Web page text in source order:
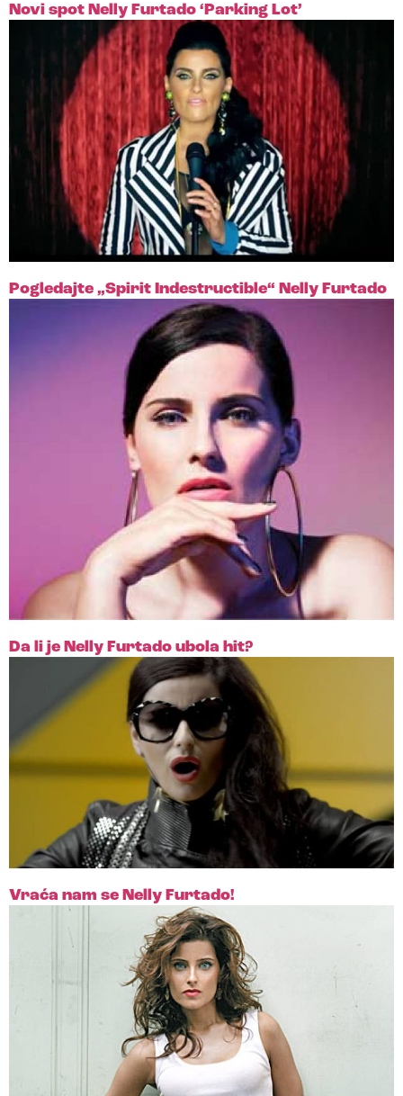
Novi spot Nelly Furtado ‘Parking Lot’
Pogledajte „Spirit Indestructible“ Nelly Furtado
Da li je Nelly Furtado ubola hit?
Vraća nam se Nelly Furtado!